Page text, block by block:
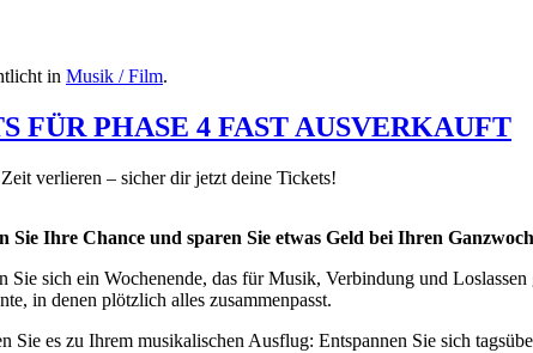
in Musik / Film.
FÜR PHASE 4 FAST AUSVERKAUFT
verlieren – sicher dir jetzt deine Tickets!
Sie Ihre Chance und sparen Sie etwas Geld bei Ihren
Sie sich ein Wochenende, das für Musik, Verbindung und
in denen plötzlich alles zusammenpasst.
Sie es zu Ihrem musikalischen Ausflug: Entspannen Sie sich